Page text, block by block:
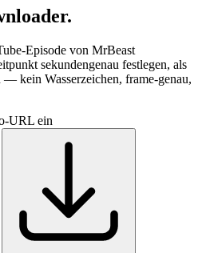
Episode von MrBeast
sekundengenau festlegen, als
kein Wasserzeichen, frame-genau,
URL ein